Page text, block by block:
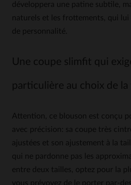
développera une patine subtile,
naturels et les frottements, qui lui
de personnalité.
Une coupe slimfit qui
particulière au choix de la
Attention, ce blouson est conçu
avec précision: sa coupe très
ajustées et son ajustement à la
qui ne pardonne pas les
entre deux tailles, optez pour la
vous prévoyez de le porter par-